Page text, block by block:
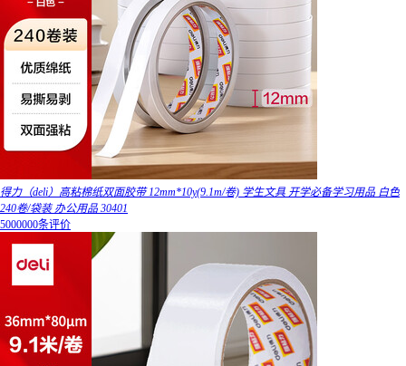
得力（deli）高粘棉纸双面胶带 12mm*10y(9.1m/卷) 学生文具 开学必备学习用品 白色
240卷/袋装 办公用品 30401
5000000条评价